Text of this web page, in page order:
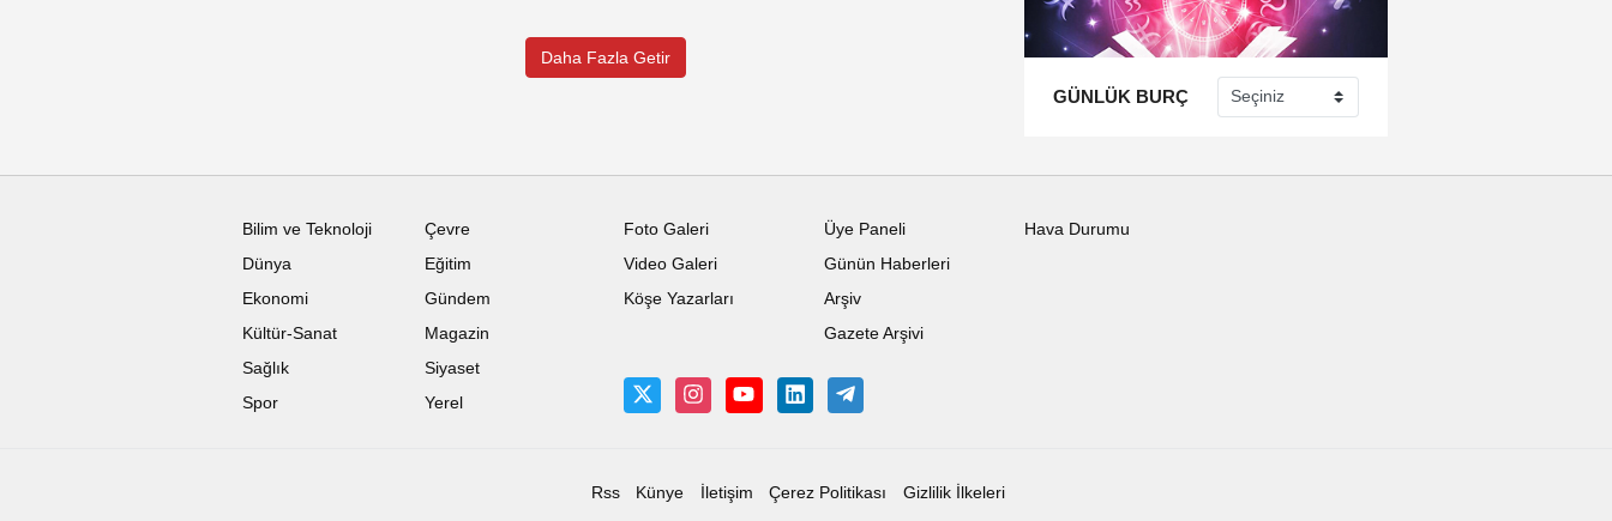
Daha Fazla Getir
GÜNLÜK BURÇ
Bilim ve Teknoloji
Çevre
Dünya
Eğitim
Ekonomi
Gündem
Kültür-Sanat
Magazin
Sağlık
Siyaset
Spor
Yerel
Foto Galeri
Video Galeri
Köşe Yazarları
Üye Paneli
Günün Haberleri
Arşiv
Gazete Arşivi
Hava Durumu
Rss Künye İletişim Çerez Politikası Gizlilik İlkeleri